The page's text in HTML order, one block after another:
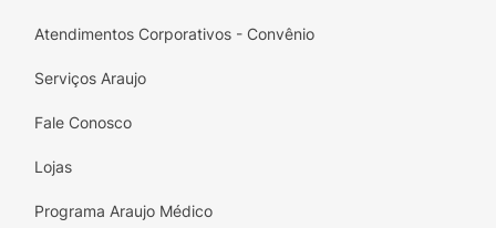
Atendimentos Corporativos - Convênio
Serviços Araujo
Fale Conosco
Lojas
Programa Araujo Médico